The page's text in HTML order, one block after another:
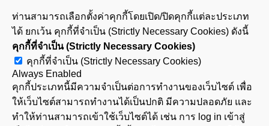
ท่านสามารถเลือกตั้งค่าคุกกี้โดยเปิด/ปิดคุกกี้แต่ละประเภท
ได้ ยกเว้น คุกกี้ที่จำเป็น (Strictly Necessary Cookies) ดังนี้
คุกกี้ที่จำเป็น (Strictly Necessary Cookies)
คุกกี้ที่จำเป็น (Strictly Necessary Cookies)
Always Enabled
คุกกี้ประเภทนี้มีความจำเป็นต่อการทำงานของเว็บไซต์ เพื่อ
ให้เว็บไซต์สามารถทำงานได้เป็นปกติ มีความปลอดภัย และ
ทำให้ท่านสามารถเข้าใช้เว็บไซต์ได้ เช่น การ log in เข้าสู่